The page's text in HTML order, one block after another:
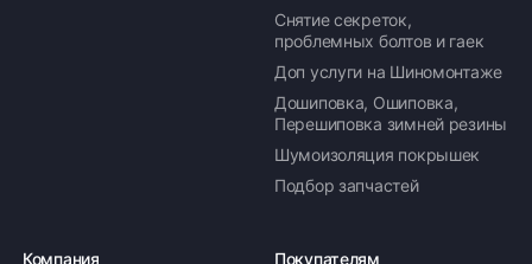
Снятие секреток,
проблемных болтов и гаек
Доп услуги на Шиномонтаже
Дошиповка, Ошиповка,
Перешиповка зимней резины
Шумоизоляция покрышек
Подбор запчастей
Компания Покупателям